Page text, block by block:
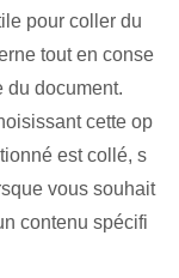
pour coller du
tout en conse
du document.
cette op
est collé, s
vous souhait
contenu spécifi